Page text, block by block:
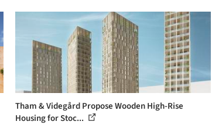
Tham & Videgård Propose Wooden High-Rise
Housing for Stoc...